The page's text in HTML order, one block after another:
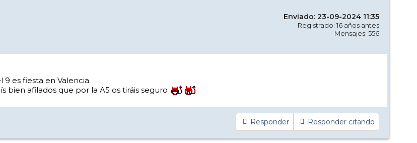
Enviado: 23-09-2024 11:35
Registrado: 16 años antes
Mensajes: 556
es fiesta en Valencia.
bien afilados que por la A5 os tiráis seguro
Responder Responder citando